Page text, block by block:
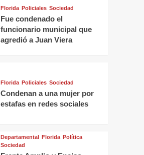
Florida Policiales Sociedad
Fue condenado el
funcionario municipal que
agredió a Juan Viera
Florida Policiales Sociedad
Condenan a una mujer por
estafas en redes sociales
Departamental Florida Política
Sociedad